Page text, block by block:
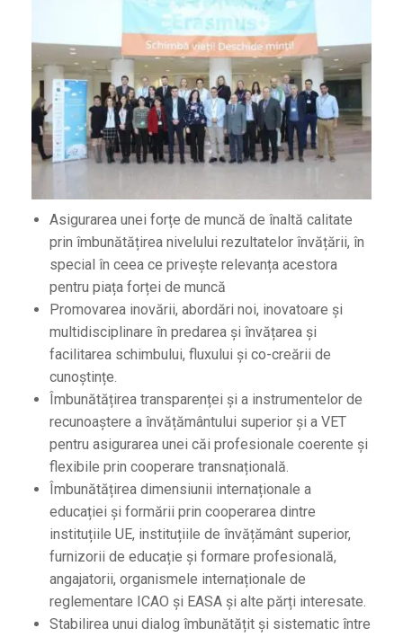
Asigurarea unei forțe de muncă de înaltă calitate
prin îmbunătățirea nivelului rezultatelor învățării, în
special în ceea ce privește relevanța acestora
pentru piața forței de muncă
Promovarea inovării, abordări noi, inovatoare și
multidisciplinare în predarea și învățarea și
facilitarea schimbului, fluxului și co-creării de
cunoștințe.
Îmbunătățirea transparenței și a instrumentelor de
recunoaștere a învățământului superior și a VET
pentru asigurarea unei căi profesionale coerente și
flexibile prin cooperare transnațională.
Îmbunătățirea dimensiunii internaționale a
educației și formării prin cooperarea dintre
instituțiile UE, instituțiile de învățământ superior,
furnizorii de educație și formare profesională,
angajatorii, organismele internaționale de
reglementare ICAO și EASA și alte părți interesate.
Stabilirea unui dialog îmbunătățit și sistematic între